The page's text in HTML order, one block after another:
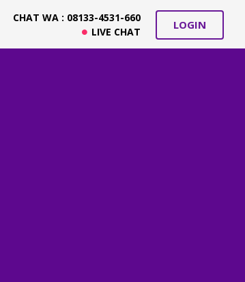
CHAT WA : 08133-4531-660
LIVE CHAT
LOGIN